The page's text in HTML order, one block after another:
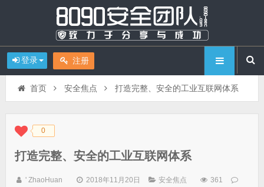
登录 注册
首页 安全焦点 打造完整、安全的工业互联网体系
◆◆ 0
打造完整、安全的工业互联网体系
' ZhaoHuan 2018年11月20日 安全焦点
361